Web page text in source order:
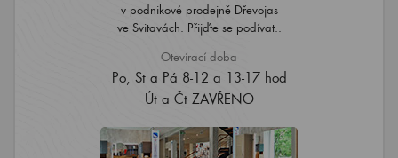
v podnikové prodejně Dřevojas
ve Svitavách. Přijďte se podívat..
Otevírací doba
Po, St a Pá 8-12 a 13-17 hod
Út a Čt ZAVŘENO